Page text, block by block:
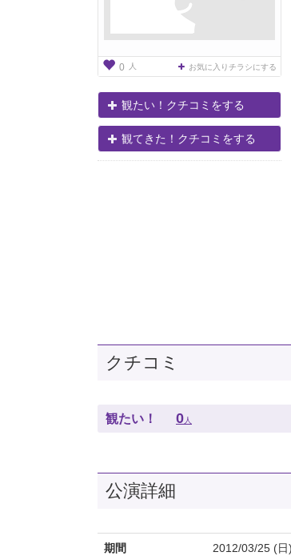
0 人 お気に入りチラシにする
観たい！クチコミをする
観てきた！クチコミをする
クチコミ
観たい！ 0 人
公演詳細
期間 2012/03/25 (